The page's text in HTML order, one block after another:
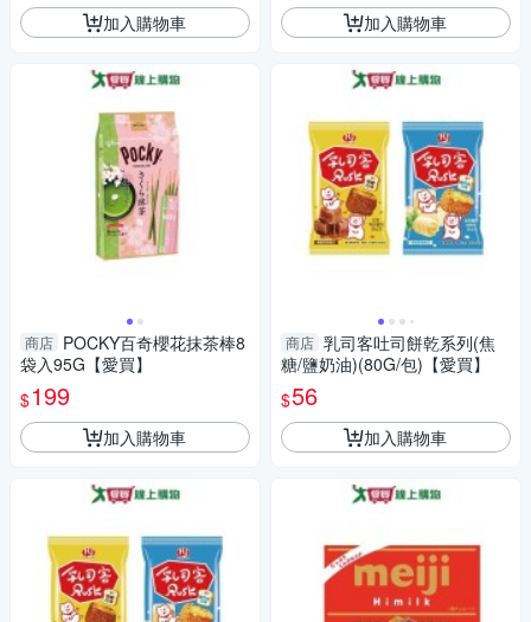
加入購物車
商店 POCKY百奇櫻花抹茶棒8
袋入95G【愛買】
$199
加入購物車
加入購物車
商店 乳司客吐司餅乾系列(焦
糖/鹽奶油)(80G/包)【愛買】
$56
加入購物車